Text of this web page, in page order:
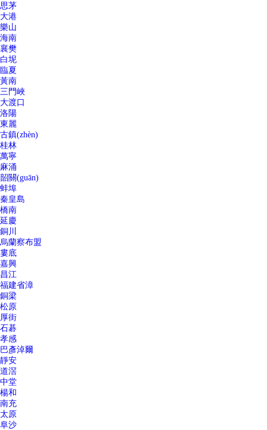
思茅
大港
樂山
海南
襄樊
白坭
臨夏
黃南
三門峽
大渡口
洛陽
東麗
古鎮(zhèn)
桂林
萬寧
麻涌
韶關(guān)
蚌埠
秦皇島
橋南
延慶
銅川
烏蘭察布盟
婁底
嘉興
昌江
福建省漳
銅梁
松原
厚街
石碁
孝感
巴彥淖爾
靜安
道滘
中堂
楊和
南充
太原
阜沙